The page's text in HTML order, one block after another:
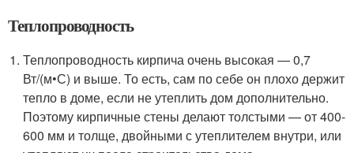
Теплопроводность
Теплопроводность кирпича очень высокая — 0,7
Вт/(м•С) и выше. То есть, сам по себе он плохо держит
тепло в доме, если не утеплить дом дополнительно.
Поэтому кирпичные стены делают толстыми — от 400-
600 мм и толще, двойными с утеплителем внутри, или